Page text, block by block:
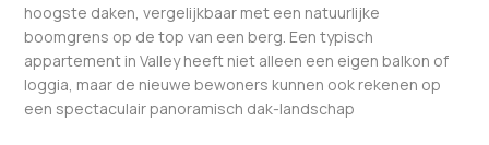
hoogste daken, vergelijkbaar met een natuurlijke
boomgrens op de top van een berg. Een typisch
appartement in Valley heeft niet alleen een eigen balkon of
loggia, maar de nieuwe bewoners kunnen ook rekenen op
een spectaculair panoramisch dak-landschap